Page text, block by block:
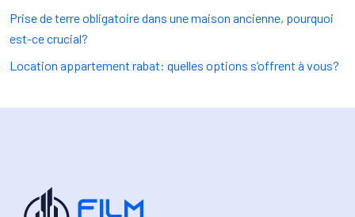
Prise de terre obligatoire dans une maison ancienne, pourquoi
est-ce crucial?
Location appartement rabat: quelles options s’offrent à vous?